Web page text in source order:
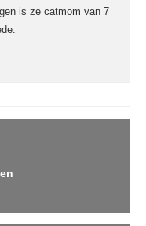
is ze catmom van 7